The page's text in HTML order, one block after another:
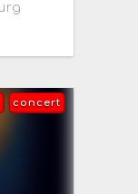
concert